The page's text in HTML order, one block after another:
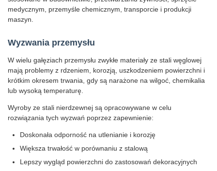
medycznym, przemyśle chemicznym, transporcie i produkcji
maszyn.
Wyzwania przemysłu
W wielu gałęziach przemysłu zwykłe materiały ze stali węglowej
mają problemy z rdzeniem, korozją, uszkodzeniem powierzchni i
krótkim okresem trwania, gdy są narażone na wilgoć, chemikalia
lub wysoką temperaturę.
Wyroby ze stali nierdzewnej są opracowywane w celu
rozwiązania tych wyzwań poprzez zapewnienie:
Doskonała odporność na utlenianie i korozję
Większa trwałość w porównaniu z stalową
Lepszy wygląd powierzchni do zastosowań dekoracyjnych